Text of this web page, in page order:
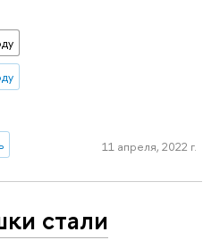
11 апреля, 2022 г.
стали